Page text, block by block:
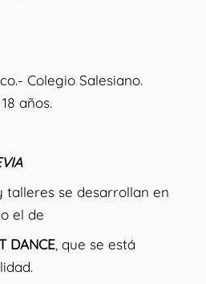
Colegio Salesiano.
años.
talleres se desarrollan en
el de
DANCE, que se está